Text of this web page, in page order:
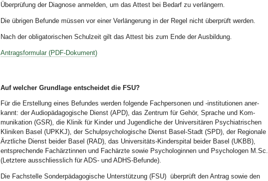
Überprüfung der Diagnose anmelden, um das Attest bei Bedarf zu verlängern.
Die übrigen Befunde müssen vor einer Verlängerung in der Regel nicht überprüft werden.
Nach der obligatorischen Schulzeit gilt das Attest bis zum Ende der Ausbildung.
Antragsformular(PDF-Dokument)
Auf welcher Grundlage entscheidet die FSU?
Für die Erstellung eines Befundes werden folgende Fachpersonen und -institutionen aner-
kannt: der Audiopädagogische Dienst (APD), das Zentrum für Gehör, Sprache und Kom-
munikation (GSR), die Klinik für Kinder und Jugendliche der Universitären Psychiatrischen
Kliniken Basel (UPKKJ), der Schulpsychologische Dienst Basel-Stadt (SPD), der Regionale
Ärztliche Dienst beider Basel (RAD), das Universitäts-Kinderspital beider Basel (UKBB),
entsprechende Fachärztinnen und Fachärzte sowie Psychologinnen und Psychologen M.Sc.
(Letztere ausschliesslich für ADS- und ADHS-Befunde).
Die Fachstelle Sonderpädagogische Unterstützung (FSU) überprüft den Antrag sowie den